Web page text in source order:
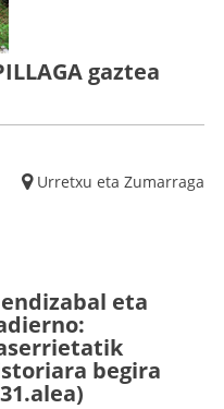
gaztea
Urretxu eta Zumarraga
eta
begira